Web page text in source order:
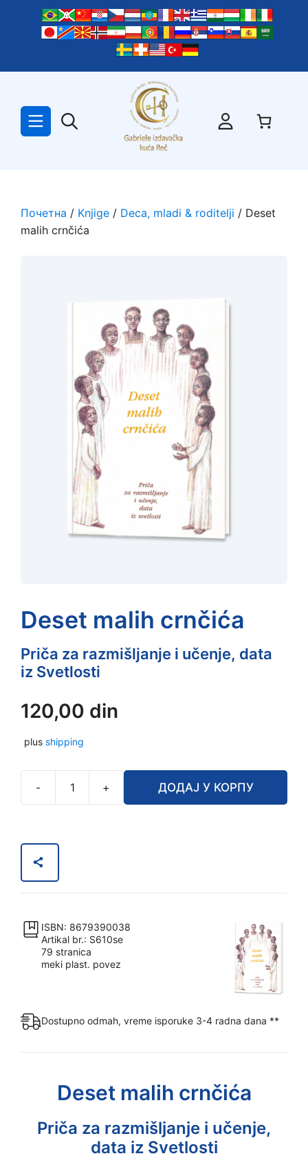
Почетна / Knjige / Deca, mladi & roditelji / Deset
malih crnčića
Deset malih crnčića
Priča za razmišljanje i učenje, data
iz Svetlosti
120,00 din
plus shipping
- + ДОДАЈ У КОРПУ
ISBN: 8679390038
Artikal br.: S610se
79 stranica
meki plast. povez
Dostupno odmah, vreme isporuke 3-4 radna dana **
Deset malih crnčića
Priča za razmišljanje i učenje,
data iz Svetlosti